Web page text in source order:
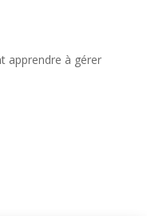
apprendre à gérer